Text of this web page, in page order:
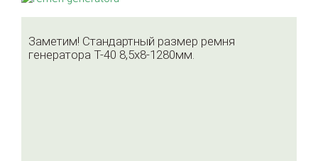
Заметим! Стандартный размер ремня
генератора Т-40 8,5х8-1280мм.